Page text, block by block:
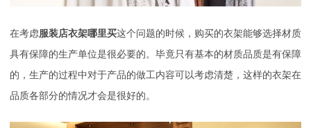
在考虑服装店衣架哪里买这个问题的时候，购买的衣架能够选择材质
具有保障的生产单位是很必要的。毕竟只有基本的材质品质是有保障
的，生产的过程中对于产品的做工内容可以考虑清楚，这样的衣架在
品质各部分的情况才会是很好的。